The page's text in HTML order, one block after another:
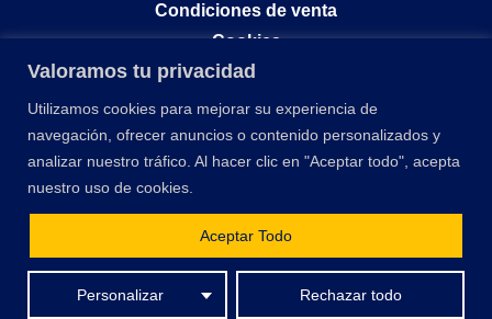
Valoramos tu privacidad
Utilizamos cookies para mejorar su experiencia de
navegación, ofrecer anuncios o contenido personalizados y
analizar nuestro tráfico. Al hacer clic en "Aceptar todo", acepta
nuestro uso de cookies.
Personalizar Rechazar todo
Aceptar Todo
Condiciones de venta
Cookies
Política de privacidad
Europea – Next Generation EU